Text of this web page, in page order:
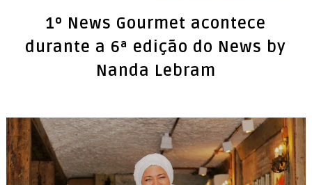
1º News Gourmet acontece
durante a 6ª edição do News by